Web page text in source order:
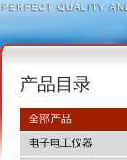
产品目录
全部产品
电子电工仪器